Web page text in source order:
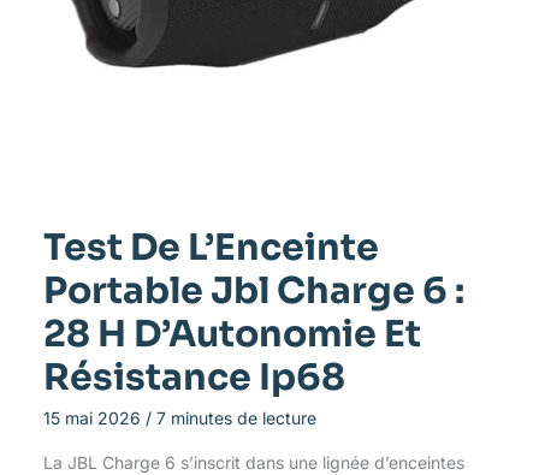
Test De L’Enceinte
Portable Jbl Charge 6 :
28 H D’Autonomie Et
Résistance Ip68
15 mai 2026 / 7 minutes de lecture
La JBL Charge 6 s’inscrit dans une lignée d’enceintes